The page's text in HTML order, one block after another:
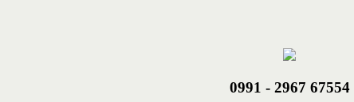
0991 - 2967 67554